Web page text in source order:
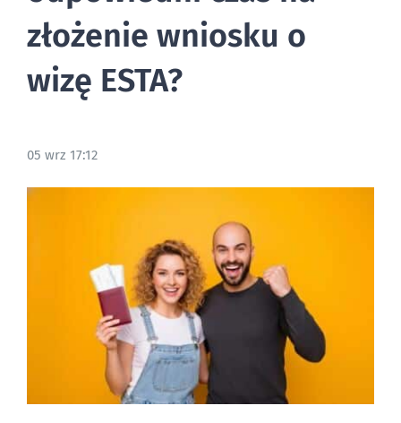
WIZA TURYSTYCZNA
POMOC
złożenie wniosku o
wizę ESTA?
05 wrz 17:12